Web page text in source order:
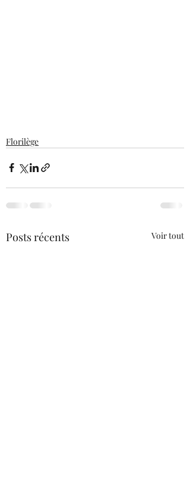
Florilège
Posts récents Voir tout